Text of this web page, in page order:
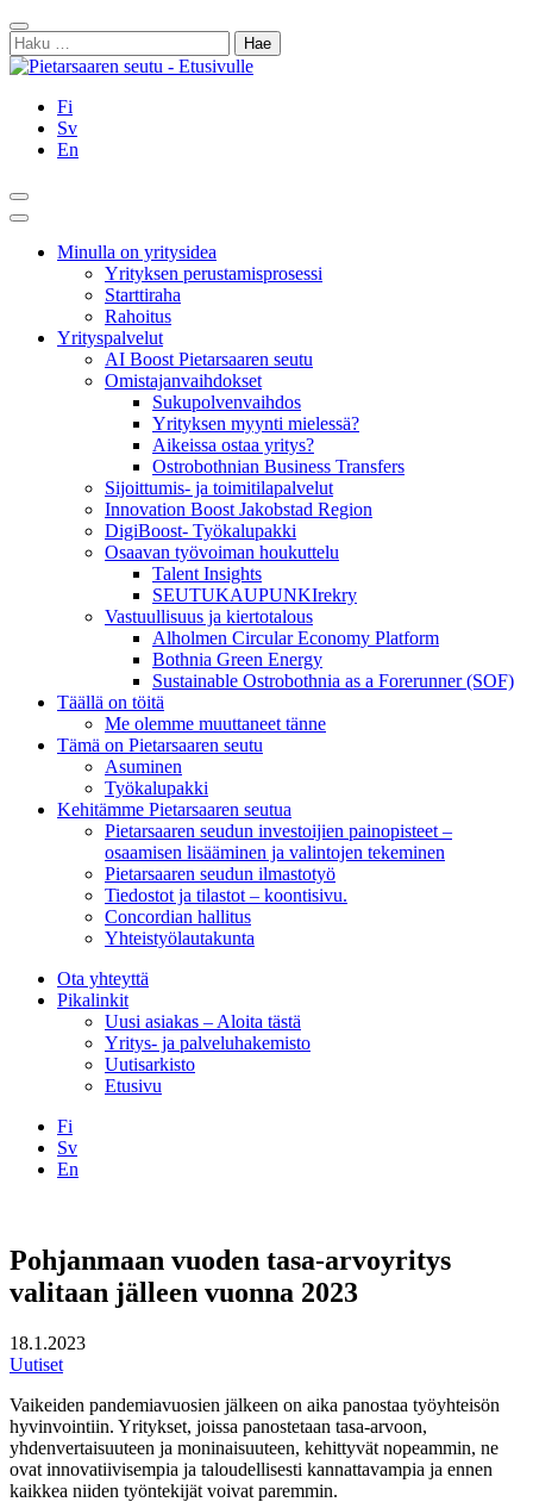
Siirry
sisältöön
Sulje
Haku:
Fi
Sv
En
Hae
Päävalikko
Minulla on yritysidea
Yrityksen perustamisprosessi
Starttiraha
Rahoitus
Yrityspalvelut
AI Boost Pietarsaaren seutu
Omistajanvaihdokset
Sukupolvenvaihdos
Yrityksen myynti mielessä?
Aikeissa ostaa yritys?
Ostrobothnian Business Transfers
Sijoittumis- ja toimitilapalvelut
Innovation Boost Jakobstad Region
DigiBoost- Työkalupakki
Osaavan työvoiman houkuttelu
Talent Insights
SEUTUKAUPUNKIrekry
Vastuullisuus ja kiertotalous
Alholmen Circular Economy Platform
Bothnia Green Energy
Sustainable Ostrobothnia as a Forerunner (SOF)
Täällä on töitä
Me olemme muuttaneet tänne
Tämä on Pietarsaaren seutu
Asuminen
Työkalupakki
Kehitämme Pietarsaaren seutua
Pietarsaaren seudun investoijien painopisteet –
osaamisen lisääminen ja valintojen tekeminen
Pietarsaaren seudun ilmastotyö
Tiedostot ja tilastot – koontisivu.
Concordian hallitus
Yhteistyölautakunta
Ota yhteyttä
Pikalinkit
Uusi asiakas – Aloita tästä
Yritys- ja palveluhakemisto
Uutisarkisto
Etusivu
Fi
Sv
En
Pohjanmaan vuoden tasa-arvoyritys
valitaan jälleen vuonna 2023
18.1.2023
Uutiset
Vaikeiden pandemiavuosien jälkeen on aika panostaa työyhteisön
hyvinvointiin. Yritykset, joissa panostetaan tasa-arvoon,
yhdenvertaisuuteen ja moninaisuuteen, kehittyvät nopeammin, ne
ovat innovatiivisempia ja taloudellisesti kannattavampia ja ennen
kaikkea niiden työntekijät voivat paremmin.